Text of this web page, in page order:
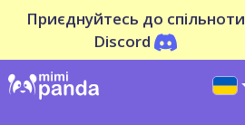
Приєднуйтесь до спільноти
Discord